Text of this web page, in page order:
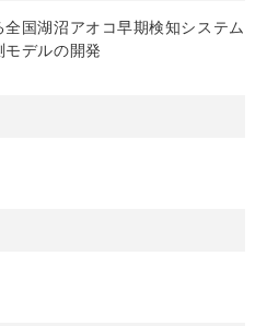
国湖沼アオコ早期検知システム
モデルの開発